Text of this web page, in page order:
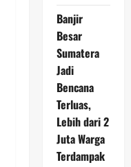
Banjir
Besar
Sumatera
Jadi
Bencana
Terluas,
Lebih dari 2
Juta Warga
Terdampak